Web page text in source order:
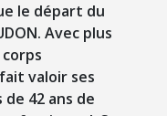
le départ du
Avec plus
valoir ses
42 ans de